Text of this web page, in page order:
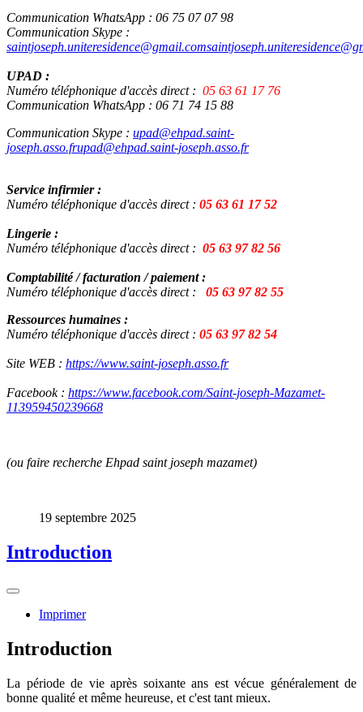
Communication WhatsApp : 06 75 07 07 98
Communication Skype :
saintjoseph.uniteresidence@gmail.com
UPAD :
Numéro téléphonique d'accès direct : 05 63 61 17 76
Communication WhatsApp : 06 71 74 15 88
Communication Skype : upad@ehpad.saint-
joseph.asso.frupad@ehpad.saint-joseph.asso.fr
Service infirmier :
Numéro téléphonique d'accès direct : 05 63 61 17 52
Lingerie :
Numéro téléphonique d'accès direct : 05 63 97 82 56
Comptabilité / facturation / paiement :
Numéro téléphonique d'accès direct : 05 63 97 82 55
Ressources humaines :
Numéro téléphonique d'accès direct : 05 63 97 82 54
Site WEB : https://www.saint-joseph.asso.fr
Facebook : https://www.facebook.com/Saint-joseph-Mazamet-
113959450239668
(ou faire recherche Ehpad saint joseph mazamet)
19 septembre 2025
Introduction
Imprimer
Introduction
La période de vie après soixante ans est vécue généralement de
bonne qualité et même heureuse, et c'est tant mieux.